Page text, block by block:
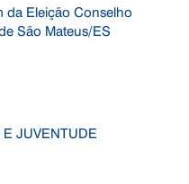
da Eleição Conselho
São Mateus/ES